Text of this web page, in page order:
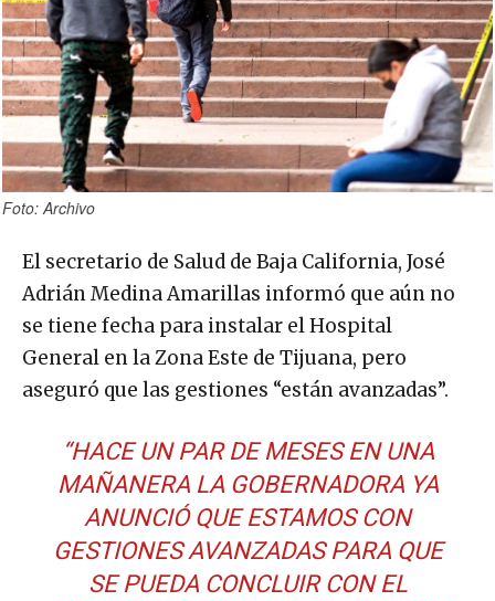
Foto: Archivo
El secretario de Salud de Baja California, José
Adrián Medina Amarillas informó que aún no
se tiene fecha para instalar el Hospital
General en la Zona Este de Tijuana, pero
aseguró que las gestiones “están avanzadas”.
“HACE UN PAR DE MESES EN UNA
MAÑANERA LA GOBERNADORA YA
ANUNCIÓ QUE ESTAMOS CON
GESTIONES AVANZADAS PARA QUE
SE PUEDA CONCLUIR CON EL